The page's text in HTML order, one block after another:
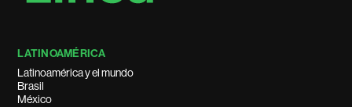
LATINOAMÉRICA
Latinoamérica y el mundo
Brasil
México